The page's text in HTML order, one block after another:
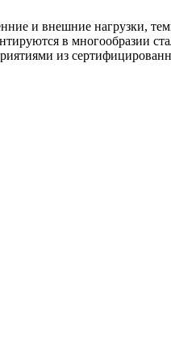
и внешние нагрузки,
в многообразии
из